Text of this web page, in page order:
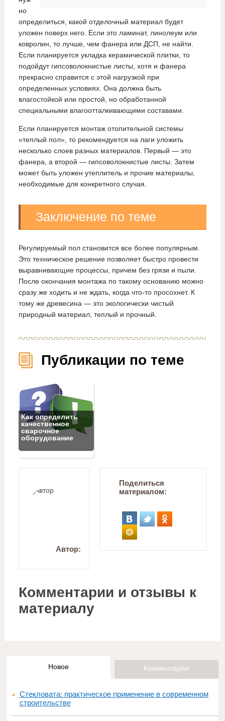
но
определиться, какой отделочный материал будет
уложен поверх него. Если это ламинат, линолеум или
ковролин, то лучше, чем фанера или ДСП, не найти.
Если планируется укладка керамической плитки, то
подойдут гипсоволокнистые листы, хотя и фанера
прекрасно справится с этой нагрузкой при
определенных условиях. Она должна быть
влагостойкой или простой, но обработанной
специальными влагоотталкивающими составами.
Если планируется монтаж отопительной системы
«теплый пол», то рекомендуется на лаги уложить
несколько слоев разных материалов. Первый — это
фанера, а второй — гипсоволокнистые листы. Затем
может быть уложен утеплитель и прочие материалы,
необходимые для конкретного случая.
Заключение по теме
Регулируемый пол становится все более популярным.
Это техническое решение позволяет быстро провести
выравнивающие процессы, причем без грязи и пыли.
После окончания монтажа по такому основанию можно
сразу же ходить и не ждать, когда что-то просохнет. К
тому же древесина — это экологически чистый
природный материал, теплый и прочный.
Публикации по теме
Как определить
качественное
сварочное
оборудование
Автор:
Поделиться
материалом:
Комментарии и отзывы к
материалу
Новое Комментарии
Стекловата: практическое применение в современном
строительстве